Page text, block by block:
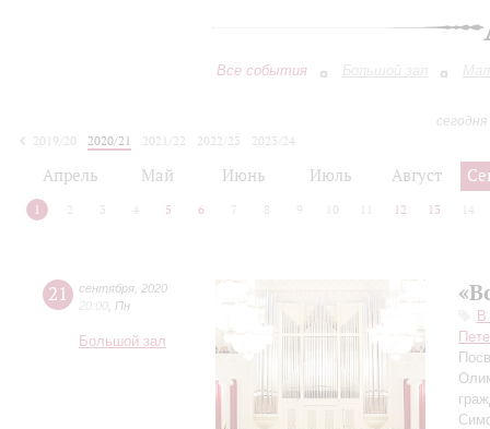
Все события Большой зал
2019/20
2020/21 2021/22 2022/23
2023/24
Апрель Май Июнь Июль Август
1 2 3 4 5 6 7 8 9 10 12 13 14
21 сентября 2020
20:00 Пн
Большой зал
В